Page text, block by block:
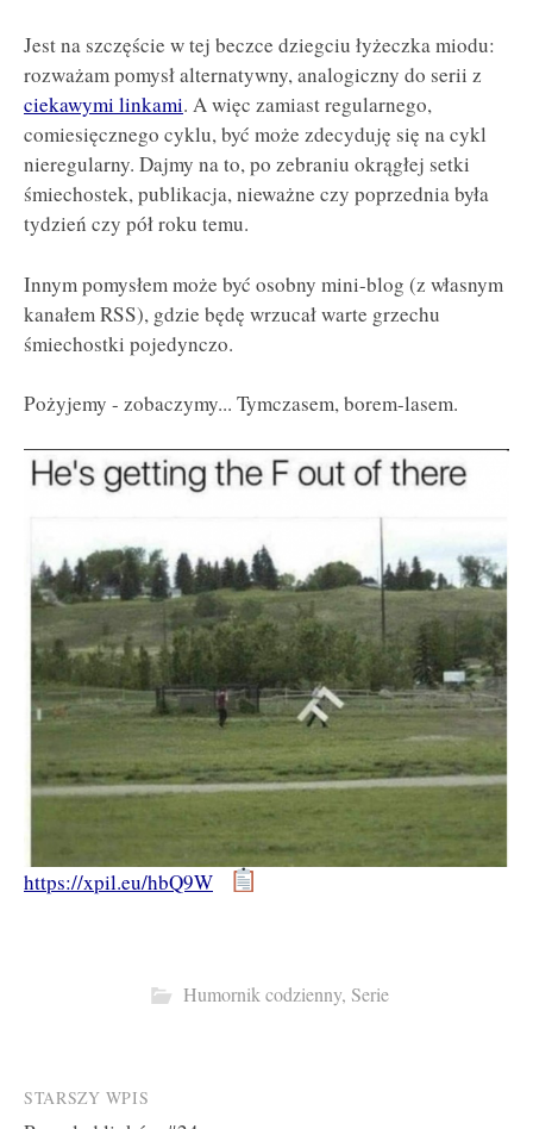
Jest na szczęście w tej beczce dziegciu łyżeczka miodu:
rozważam pomysł alternatywny, analogiczny do serii z
ciekawymi linkami. A więc zamiast regularnego,
comiesięcznego cyklu, być może zdecyduję się na cykl
nieregularny. Dajmy na to, po zebraniu okrągłej setki
śmiechostek, publikacja, nieważne czy poprzednia była
tydzień czy pół roku temu.
Innym pomysłem może być osobny mini-blog (z własnym
kanałem RSS), gdzie będę wrzucał warte grzechu
śmiechostki pojedynczo.
Pożyjemy - zobaczymy... Tymczasem, borem-lasem.
https://xpil.eu/hbQ9W
Humornik codzienny, Serie
Post
STARSZY WPIS